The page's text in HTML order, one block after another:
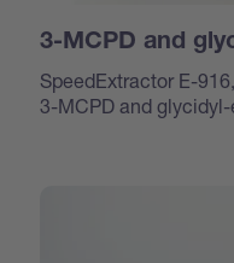
3-MCPD and
SpeedExtractor E-
3-MCPD and